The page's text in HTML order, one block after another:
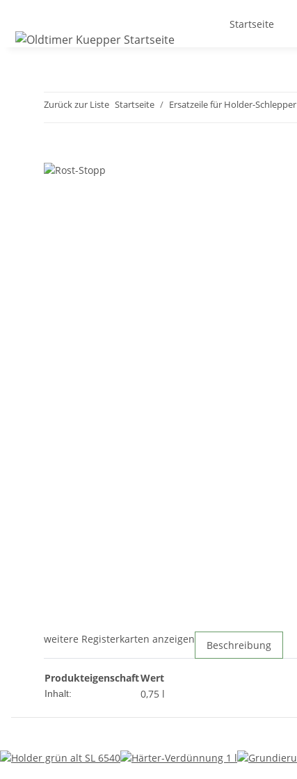
Startseite
Zurück zur Liste Startseite Ersatzeile für Holder-Schlepper
weitere Registerkarten anzeigen Beschreibung
ProdukteigenschaftWert
Inhalt: 0,75 l